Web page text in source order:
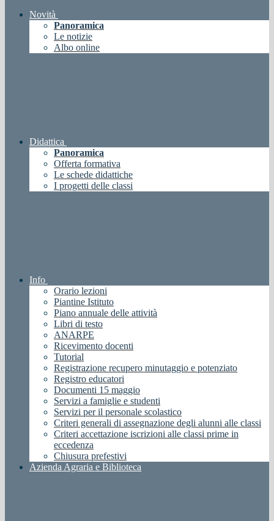
Novità
Panoramica
Le notizie
Albo online
Didattica
Panoramica
Offerta formativa
Le schede didattiche
I progetti delle classi
Info
Orario lezioni
Piantine Istituto
Piano annuale delle attività
Libri di testo
ANARPE
Ricevimento docenti
Tutorial
Registrazione recupero minutaggio e potenziato
Registro educatori
Documenti 15 maggio
Servizi a famiglie e studenti
Servizi per il personale scolastico
Criteri generali di assegnazione degli alunni alle classi
Criteri accettazione iscrizioni alle classi prime in
eccedenza
Chiusura prefestivi
Azienda Agraria e Biblioteca